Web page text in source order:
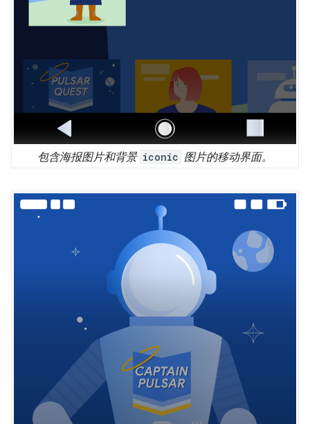
包含海报图片和背景 iconic 图片的移动界面。